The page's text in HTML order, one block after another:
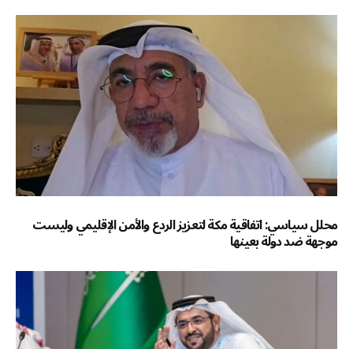
محلل سياسي: اتفاقية مكة لتعزيز الردع والأمن الإقليمي وليست
موجهة ضد دولة بعينها